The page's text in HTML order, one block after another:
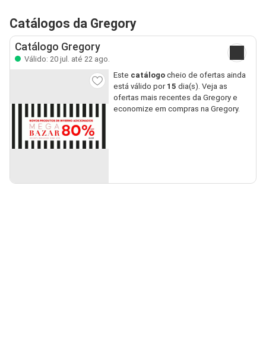
Catálogos da Gregory
Catálogo Gregory
Válido: 20 jul. até 22 ago.
Este catálogocheio de ofertas ainda
está válido por 15 dia(s). Veja as
ofertas mais recentes da Gregory e
economize em compras na Gregory.